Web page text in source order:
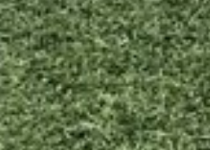
CORO DEI FESTEGGIAMENTI
SVILUPPO SOSTENIBILE :
DEI NOSTRI PROFESSIONISTI !